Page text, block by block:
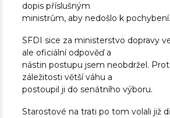
dopis příslušným
ministrům, aby nedošlo k pochybení.
SFDI sice za ministerstvo dopravy
ale oficiální odpověď a
nástin postupu jsem neobdržel.
záležitosti větší váhu a
postoupil ji do senátního výboru.
Starostové na trati po tom volali již